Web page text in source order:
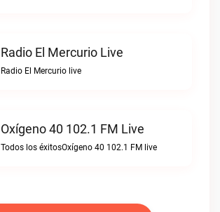
Radio El Mercurio Live
Radio El Mercurio live
Oxígeno 40 102.1 FM Live
Todos los éxitosOxígeno 40 102.1 FM live